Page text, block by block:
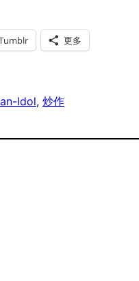
更多
Idol, 炒作